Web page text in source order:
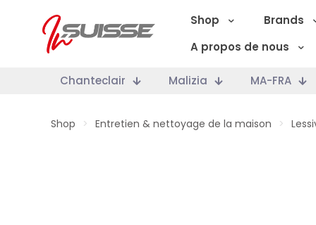
Shop Brands
A propos de nous
Chanteclair Malizia MA-FRA
Shop > Entretien & nettoyage de la maison >